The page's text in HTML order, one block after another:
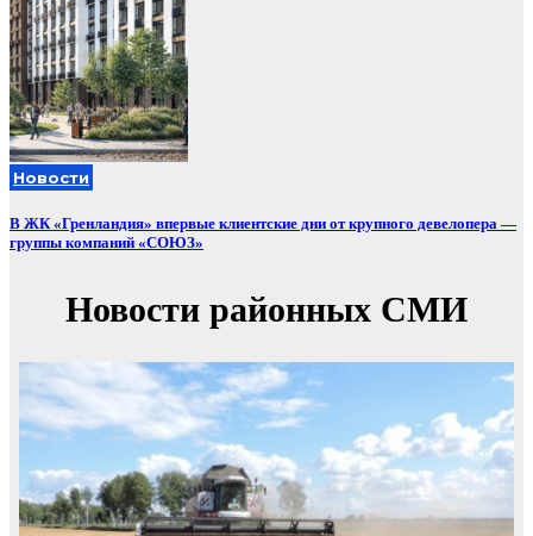
Новости
В ЖК «Гренландия» впервые клиентские дни от крупного девелопера —
группы компаний «СОЮЗ»